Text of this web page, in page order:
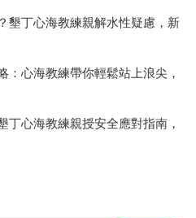
墾丁心海教練親解水性疑慮，新
：心海教練帶你輕鬆站上浪尖，
丁心海教練親授安全應對指南，